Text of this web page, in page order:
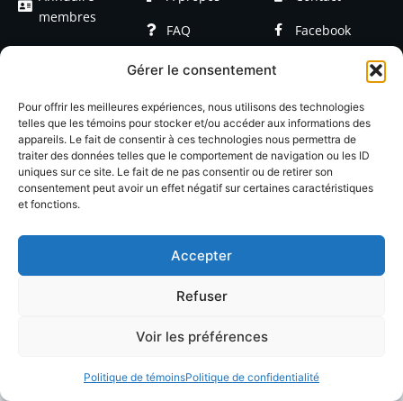
Gérer le consentement
Pour offrir les meilleures expériences, nous utilisons des technologies
telles que les témoins pour stocker et/ou accéder aux informations des
appareils. Le fait de consentir à ces technologies nous permettra de
traiter des données telles que le comportement de navigation ou les ID
uniques sur ce site. Le fait de ne pas consentir ou de retirer son
consentement peut avoir un effet négatif sur certaines caractéristiques
et fonctions.
Accepter
Refuser
Voir les préférences
Politique de témoinsPolitique de confidentialité
membres
Devenir
Blog / Articles
FAQ
Formations
Événements
Facebook
Confidentialté